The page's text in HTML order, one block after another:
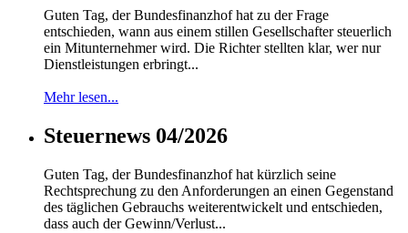
Guten Tag, der Bundesfinanzhof hat zu der Frage
entschieden, wann aus einem stillen Gesellschafter steuerlich
ein Mitunternehmer wird. Die Richter stellten klar, wer nur
Dienstleistungen erbringt...
Mehr lesen...
Steuernews 04/2026
Guten Tag, der Bundesfinanzhof hat kürzlich seine
Rechtsprechung zu den Anforderungen an einen Gegenstand
des täglichen Gebrauchs weiterentwickelt und entschieden,
dass auch der Gewinn/Verlust...